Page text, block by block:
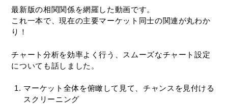
最新版の相関関係を網羅した動画です。
これ一本で、現在の主要マーケット同士の関連が丸わか
り！
チャート分析を効率よく行う、スムーズなチャート設定
についても話しました。
マーケット全体を俯瞰して見て、チャンスを見付ける
スクリーニング